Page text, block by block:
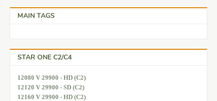
MAIN TAGS
STAR ONE C2/C4
12080 V 29900 - HD (C2)
12120 V 29900 - SD (C2)
12160 V 29900 - HD (C2)